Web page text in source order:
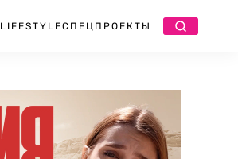
LIFESTYLEСПЕЦПРОЕКТЫ